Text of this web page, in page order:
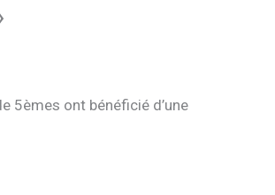
5èmes ont bénéficié d’une